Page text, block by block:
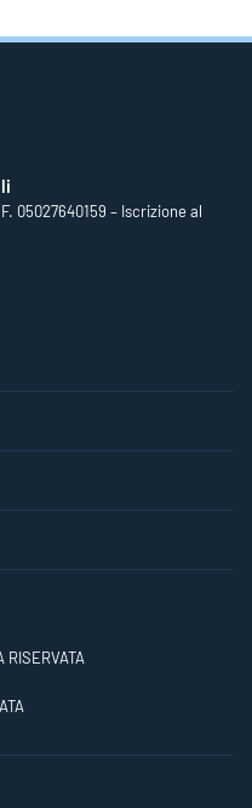
05027640159 – Iscrizione al
RISERVATA